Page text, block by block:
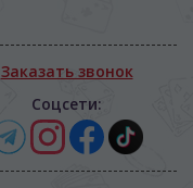
Заказать звонок
Соцсети: